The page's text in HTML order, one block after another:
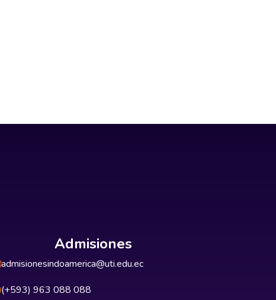
Admisiones
admisionesindoamerica@uti.edu.ec
(+593) 963 088 088